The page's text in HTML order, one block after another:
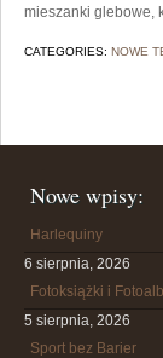
mieszanki glebowe,
CATEGORIES: NOWE
Nowe wpisy:
Harlequiny
6 sierpnia, 2026
Fotoksiążki i
5 sierpnia, 2026
Sport bez Barier